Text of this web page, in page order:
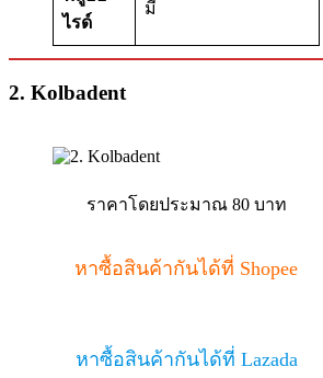
ไรด์
มี
2. Kolbadent
ราคาโดยประมาณ 80 บาท
หาซื้อสินค้ากันได้ที่ Shopee
หาซื้อสินค้ากันได้ที่ Lazada